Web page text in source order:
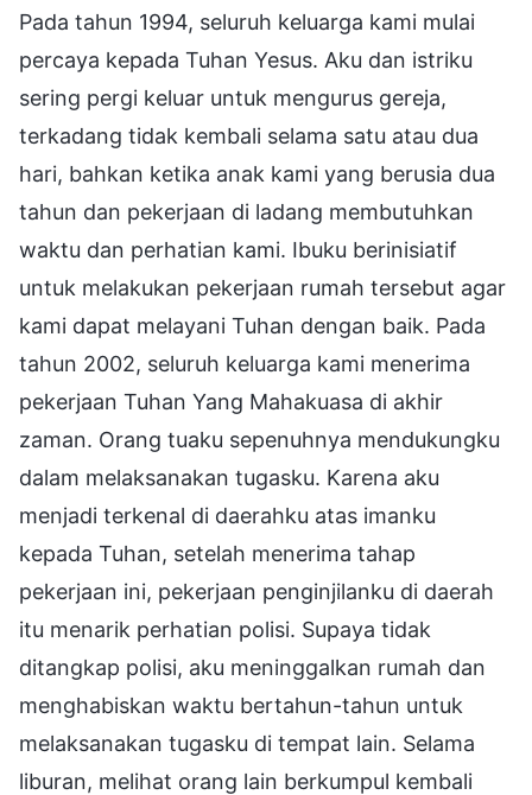
Pada tahun 1994, seluruh keluarga kami mulai
percaya kepada Tuhan Yesus. Aku dan istriku
sering pergi keluar untuk mengurus gereja,
terkadang tidak kembali selama satu atau dua
hari, bahkan ketika anak kami yang berusia dua
tahun dan pekerjaan di ladang membutuhkan
waktu dan perhatian kami. Ibuku berinisiatif
untuk melakukan pekerjaan rumah tersebut agar
kami dapat melayani Tuhan dengan baik. Pada
tahun 2002, seluruh keluarga kami menerima
pekerjaan Tuhan Yang Mahakuasa di akhir
zaman. Orang tuaku sepenuhnya mendukungku
dalam melaksanakan tugasku. Karena aku
menjadi terkenal di daerahku atas imanku
kepada Tuhan, setelah menerima tahap
pekerjaan ini, pekerjaan penginjilanku di daerah
itu menarik perhatian polisi. Supaya tidak
ditangkap polisi, aku meninggalkan rumah dan
menghabiskan waktu bertahun-tahun untuk
melaksanakan tugasku di tempat lain. Selama
liburan, melihat orang lain berkumpul kembali